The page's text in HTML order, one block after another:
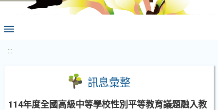
:::
訊息彙整
114年度全國高級中等學校性別平等教育議題融入教